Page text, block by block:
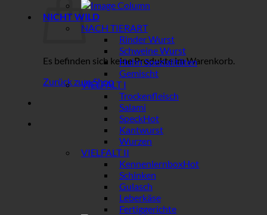
Es befinden sich keine Produkte im Warenkorb.
Zurück zum Shop
NICHT WILD
NACH TIERART
Rinder Wurst
Schweine Wurst
Huhn Spezialitäten
Gemischt
VIELFALT I
Trockenfleisch
Salami
Speck
Kantwurst
Wurzen
VIELFALT II
Kennenlernbox
Schinken
Gulasch
Leberkäse
Fertiggerichte